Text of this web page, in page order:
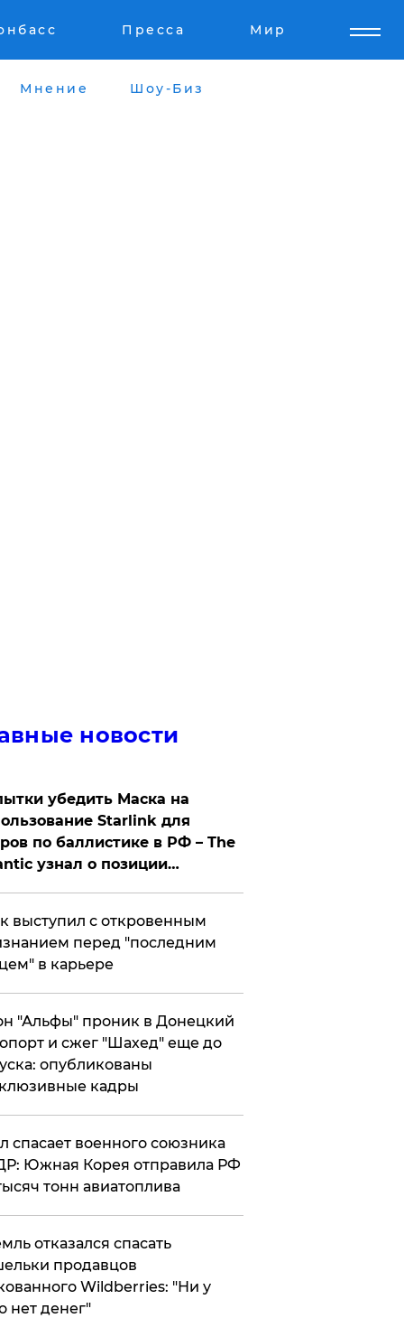
Пресса Мир
Мнение Шоу-Биз
новости
убедить Маска на
Starlink для
по баллистике в РФ – The
узнал о позиции
выступил с откровенным
перед "последним
в карьере
"Альфы" проник в Донецкий
и сжег "Шахед" еще до
опубликованы
кадры
спасает военного союзника
Южная Корея отправила РФ
тонн авиатоплива
отказался спасать
продавцов
Wildberries: "Ни у
нет денег"